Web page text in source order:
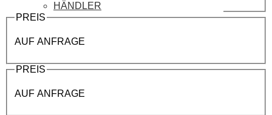
HÄNDLER
PREIS
AUF ANFRAGE
PREIS
AUF ANFRAGE